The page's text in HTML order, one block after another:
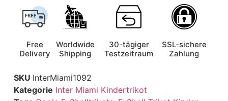
Free
Delivery
Worldwide
Shipping
30-tägiger
Testzeitraum
SSL-sichere
Zahlung
SKU InterMiami1092
Kategorie Inter Miami Kindertrikot